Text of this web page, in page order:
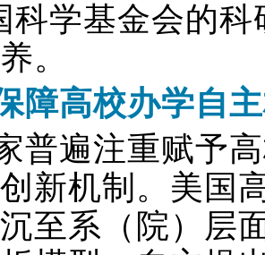
科学基金会的
。
障高校办学自
普遍注重赋予
新机制。美国
至系（院）层